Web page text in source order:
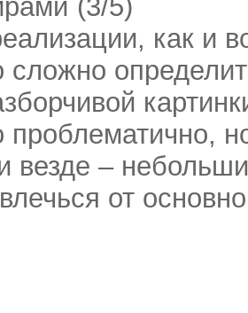
(3/5)
как и
сложно
проблематично,
везде –
от